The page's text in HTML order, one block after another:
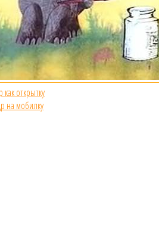
как открытку
на мобилку